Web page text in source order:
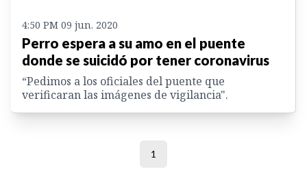
4:50 PM 09 jun. 2020
Perro espera a su amo en el puente
donde se suicidó por tener coronavirus
“Pedimos a los oficiales del puente que
verificaran las imágenes de vigilancia".
1